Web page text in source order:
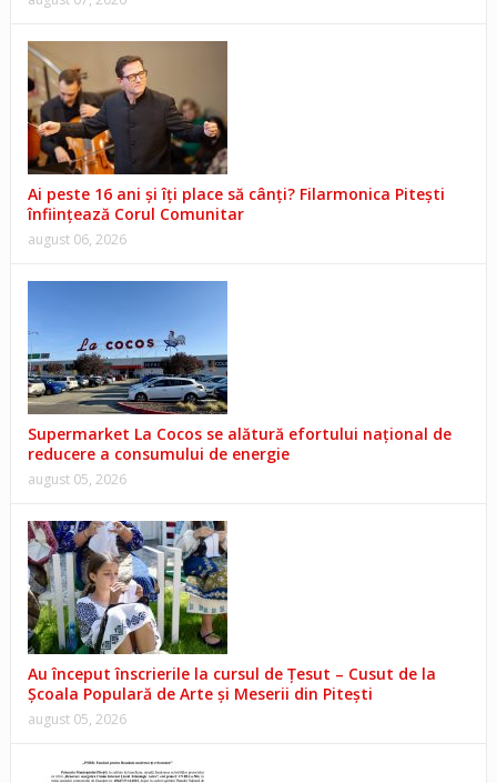
Ai peste 16 ani și îți place să cânți? Filarmonica Pitești
înființează Corul Comunitar
august 06, 2026
Supermarket La Cocos se alătură efortului național de
reducere a consumului de energie
august 05, 2026
Au început înscrierile la cursul de Țesut – Cusut de la
Școala Populară de Arte și Meserii din Pitești
august 05, 2026